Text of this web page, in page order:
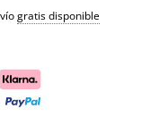
gratis disponible